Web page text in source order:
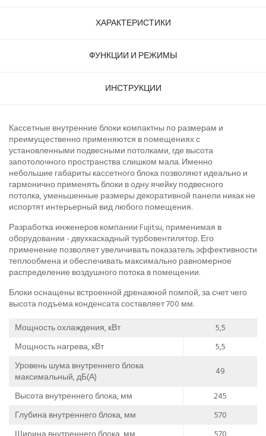
ХАРАКТЕРИСТИКИ
ФУНКЦИИ И РЕЖИМЫ
ИНСТРУКЦИИ
Кассетные внутренние блоки компактны по размерам и
преимущественно применяются в помещениях с
установленными подвесными потолками, где высота
запотолочного пространства слишком мала. Именно
небольшие габариты кассетного блока позволяют идеально и
гармонично применять блоки в одну ячейку подвесного
потолка, уменьшенные размеры декоративной панели никак не
испортят интерьерный вид любого помещения.
Разработка инженеров компании Fujitsu, применимая в
оборудовании - двухкаскадный турбовентилятор. Его
применение позволяет увеличивать показатель эффективности
теплообмена и обеспечивать максимально равномерное
распределение воздушного потока в помещении.
Блоки оснащены встроенной дренажной помпой, за счет чего
высота подъема конденсата составляет 700 мм.
Мощность охлаждения, кВт
5,5
Мощность нагрева, кВт
5,5
Уровень шума внутреннего блока
максимальный, дБ(А)
49
Высота внутреннего блока, мм
245
Глубина внутреннего блока, мм
570